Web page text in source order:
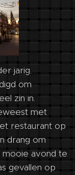
jarig.
om
zin in.
met
restaurant op
drang om
avond te
gevallen op